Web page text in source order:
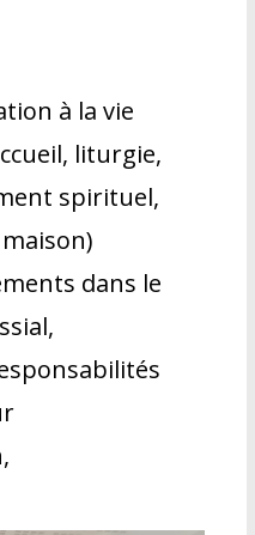
à la vie
liturgie,
spirituel,
dans le